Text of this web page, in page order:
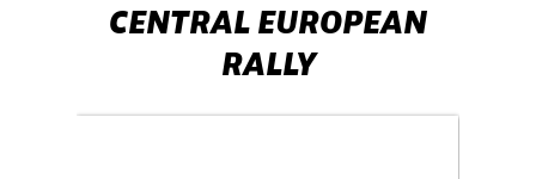
CENTRAL EUROPEAN
RALLY